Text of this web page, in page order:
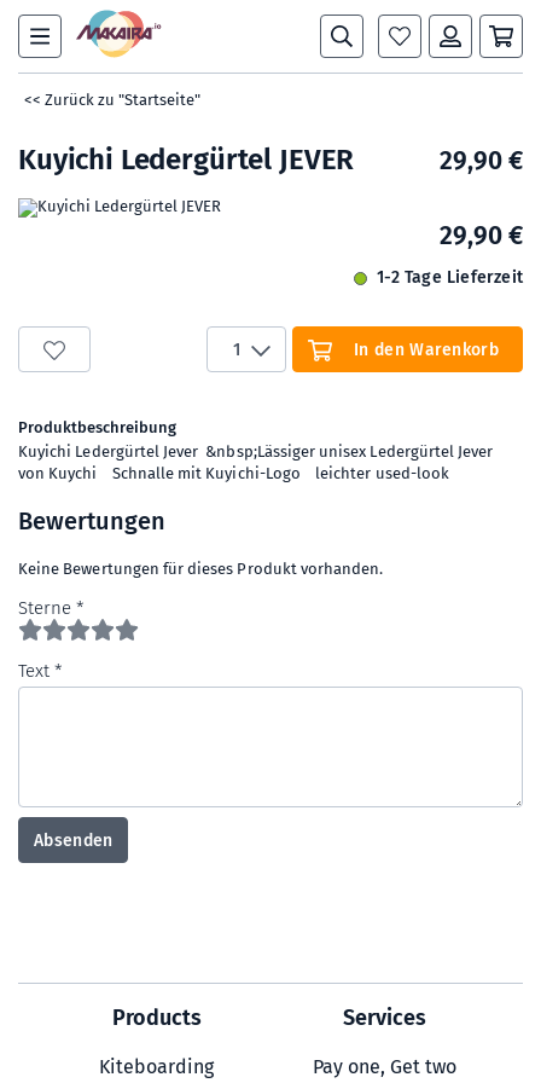
<< Zurück zu "Startseite"
Kuyichi Ledergürtel JEVER 29,90 €
29,90 €
1-2 Tage Lieferzeit
1 In den Warenkorb
Produktbeschreibung
Kuyichi Ledergürtel Jever &nbsp;Lässiger unisex Ledergürtel Jever
von Kuychi Schnalle mit Kuyichi-Logo leichter used-look
Bewertungen
Keine Bewertungen für dieses Produkt vorhanden.
Sterne
Text
Absenden
Products
Kiteboarding
Services
Pay one, Get two